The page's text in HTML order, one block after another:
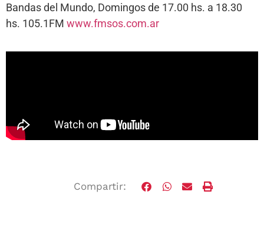
Bandas del Mundo, Domingos de 17.00 hs. a 18.30
hs. 105.1FM www.fmsos.com.ar
Compartir: